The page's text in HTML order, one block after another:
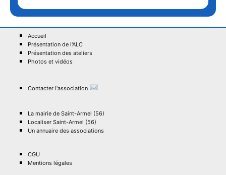
Accueil
Présentation de l'ALC
Présentation des ateliers
Photos et vidéos
Contacter l'association
La mairie de Saint-Armel (56)
Localiser Saint-Armel (56)
Un annuaire des associations
CGU
Mentions légales